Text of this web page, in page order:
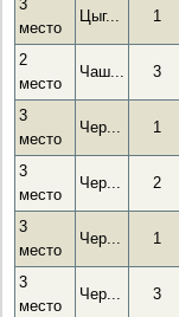
3
место
Цыг... 1
2
место
Чаш... 3
3
место
Чер... 1
3
место
Чер... 2
3
место
Чер... 1
3
место
Чер... 3